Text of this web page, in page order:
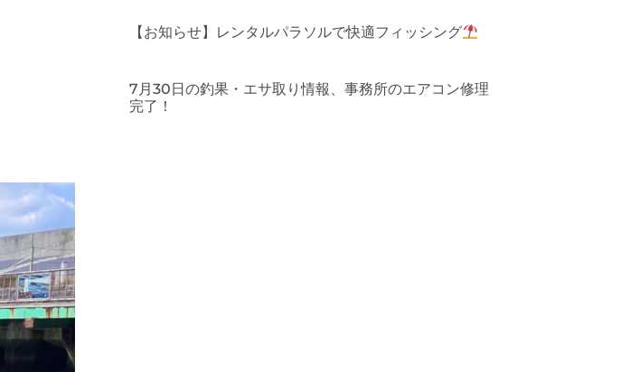
【お知らせ】レンタルパラソルで快適フィッシング
7月30日の釣果・エサ取り情報、事務所のエアコン修理
完了！